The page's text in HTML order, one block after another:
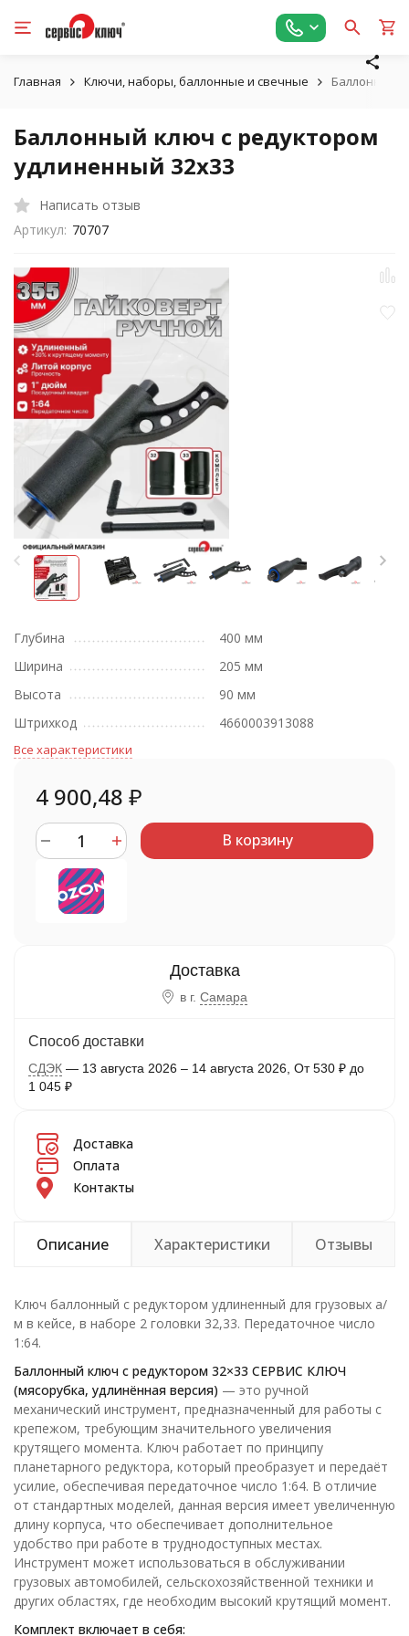
Главная Ключи, наборы, баллонные и свечные Баллонный
Баллонный ключ с редуктором
удлиненный 32х33
Написать отзыв
Артикул: 70707
Глубина
400 мм
Ширина
205 мм
Высота
90 мм
Штрихкод
4660003913088
Все характеристики
4 900,48 ₽
В корзину
в г. Самара
Способ доставки
СДЭК 13 августа 2026 – 14 августа 2026 От 530 ₽ до
1 045 ₽
Доставка
Оплата
Контакты
Описание Характеристики Отзывы
Ключ баллонный с редуктором удлиненный для грузовых а/
м в кейсе, в наборе 2 головки 32,33. Передаточное число
1:64.
Баллонный ключ с редуктором 32×33 СЕРВИС КЛЮЧ
(мясорубка, удлинённая версия) — это ручной
механический инструмент, предназначенный для работы с
крепежом, требующим значительного увеличения
крутящего момента. Ключ работает по принципу
планетарного редуктора, который преобразует и передаёт
усилие, обеспечивая передаточное число 1:64. В отличие
от стандартных моделей, данная версия имеет увеличенную
длину корпуса, что обеспечивает дополнительное
удобство при работе в труднодоступных местах.
Инструмент может использоваться в обслуживании
грузовых автомобилей, сельскохозяйственной техники и
других областях, где необходим высокий крутящий момент.
Комплект включает в себя: